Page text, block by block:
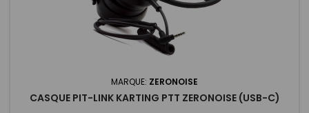
MARQUE: ZERONOISE
CASQUE PIT-LINK KARTING PTT ZERONOISE (USB-C)